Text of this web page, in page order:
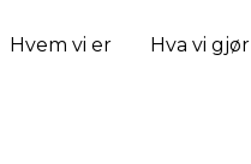
Hvem vi er Hva vi gjør